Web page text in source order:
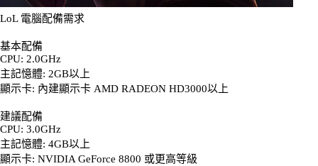
LoL 電腦配備需求
基本配備
CPU: 2.0GHz
主記憶體: 2GB以上
顯示卡: 內建顯示卡 AMD RADEON HD3000以上
建議配備
CPU: 3.0GHz
主記憶體: 4GB以上
顯示卡: NVIDIA GeForce 8800 或更高等級